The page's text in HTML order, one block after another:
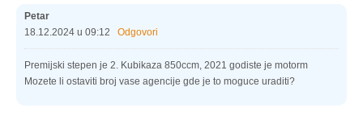
Petar
18.12.2024 u 09:12 Odgovori
Premijski stepen je 2. Kubikaza 850ccm, 2021 godiste je motorm
Mozete li ostaviti broj vase agencije gde je to moguce uraditi?